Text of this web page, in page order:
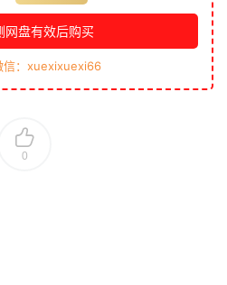
网盘有效后购买
信：xuexixuexi66
0